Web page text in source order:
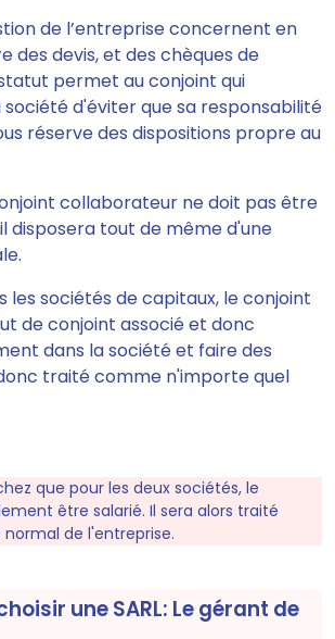
de l’entreprise concernent en
des devis, et des chèques de
permet au conjoint qui
société d'éviter que sa responsabilité
réserve des dispositions propre au
collaborateur ne doit pas être
disposera tout de même d'une
les sociétés de capitaux, le conjoint
de conjoint associé et donc
dans la société et faire des
traité comme n'importe quel
que pour les deux sociétés, le
être salarié. Il sera alors traité
de l'entreprise.
une SARL: Le gérant de